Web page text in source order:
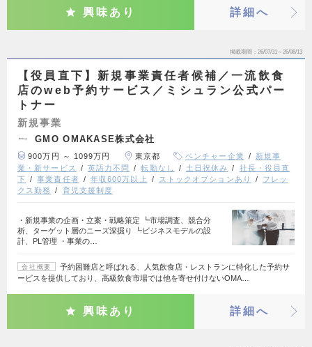
興味あり 詳細へ
掲載期間 26/07/31～26/08/13
【役員直下】新規事業責任者候補／一流飲食
店のweb予約サービス／ミシュラン公式パー
トナー
新規事業
GMO OMAKASE株式会社
900万円 ～ 1099万円 東京都 ベンチャー企業
新規事
業・新サービス
英語力不問 転勤なし 土日祝休み
社長・役員直
下
事業責任者 年収600万以上 ストックオプションあり
フレッ
クス勤務
育児支援制度
・新規事業の企画・立案・戦略策定 ┗市場調査、競合分
析、ターゲット層のニーズ深掘り ┗ビジネスモデルの設
計、PL管理 ・事業の…
会社概要
予約困難店と呼ばれる、人気飲食店・レストランに特化した予約サ
ービスを提供しており、高級飲食市場では他を寄せ付けないOMA…
興味あり 詳細へ